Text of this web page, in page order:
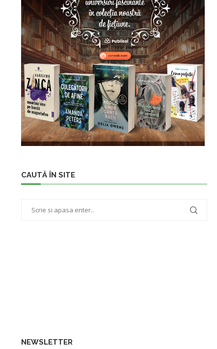
CAUTĂ ÎN SITE
NEWSLETTER